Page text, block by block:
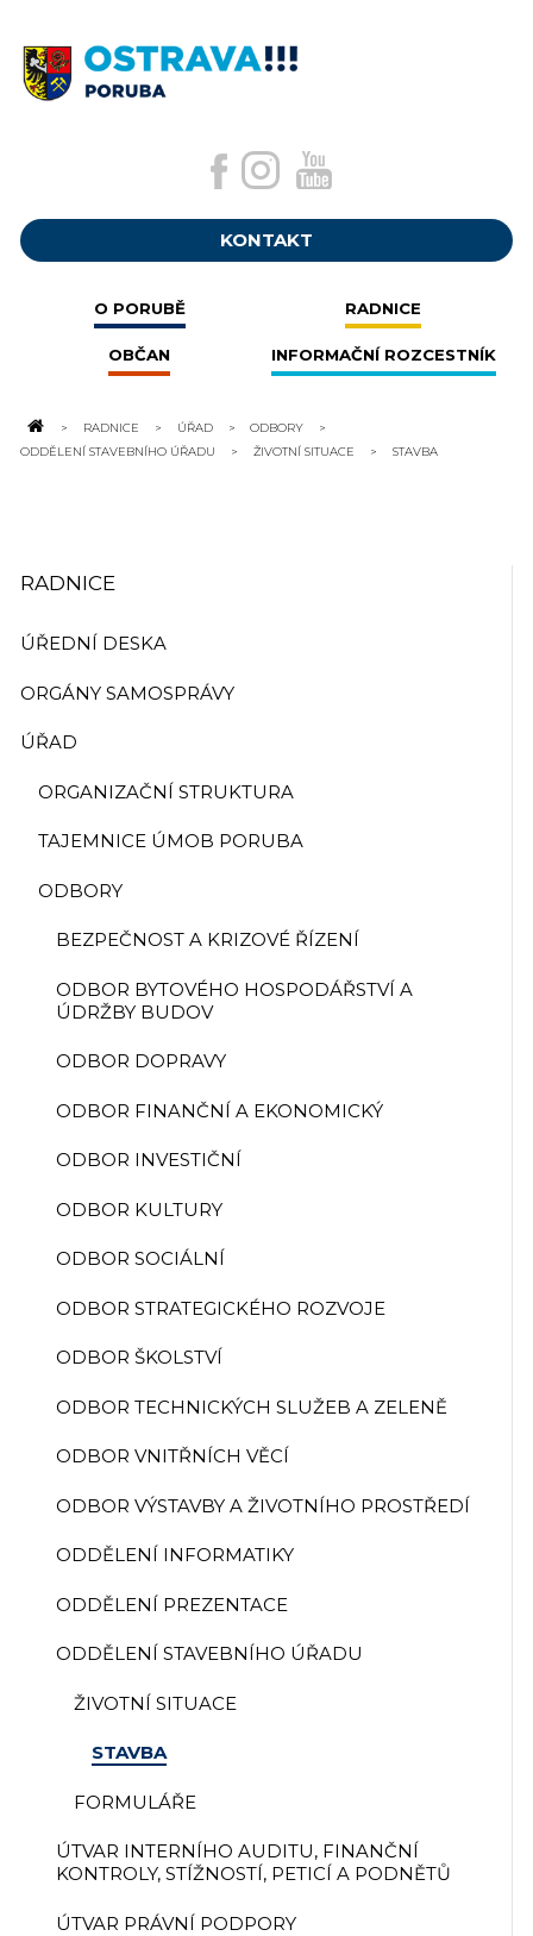
KONTAKT
O PORUBĚ RADNICE
OBČAN INFORMAČNÍ ROZCESTNÍK
RADNICE ÚŘAD
ODBORY
ODDĚLENÍ STAVEBNÍHO ÚŘADU
ŽIVOTNÍ SITUACE STAVBA
RADNICE
ÚŘEDNÍ DESKA
ORGÁNY SAMOSPRÁVY
ÚŘAD
ORGANIZAČNÍ STRUKTURA
TAJEMNICE ÚMOB PORUBA
ODBORY
BEZPEČNOST A KRIZOVÉ ŘÍZENÍ
ODBOR BYTOVÉHO HOSPODÁŘSTVÍ A
ÚDRŽBY BUDOV
ODBOR DOPRAVY
ODBOR FINANČNÍ A EKONOMICKÝ
ODBOR INVESTIČNÍ
ODBOR KULTURY
ODBOR SOCIÁLNÍ
ODBOR STRATEGICKÉHO ROZVOJE
ODBOR ŠKOLSTVÍ
ODBOR TECHNICKÝCH SLUŽEB A ZELENĚ
ODBOR VNITŘNÍCH VĚCÍ
ODBOR VÝSTAVBY A ŽIVOTNÍHO PROSTŘEDÍ
ODDĚLENÍ INFORMATIKY
ODDĚLENÍ PREZENTACE
ODDĚLENÍ STAVEBNÍHO ÚŘADU
ŽIVOTNÍ SITUACE
STAVBA
FORMULÁŘE
ÚTVAR INTERNÍHO AUDITU, FINANČNÍ
KONTROLY, STÍŽNOSTÍ, PETICÍ A PODNĚTŮ
ÚTVAR PRÁVNÍ PODPORY